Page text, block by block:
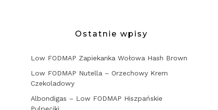
Ostatnie wpisy
Low FODMAP Zapiekanka Wołowa Hash Brown
Low FODMAP Nutella – Orzechowy Krem
Czekoladowy
Albondigas – Low FODMAP Hiszpańskie